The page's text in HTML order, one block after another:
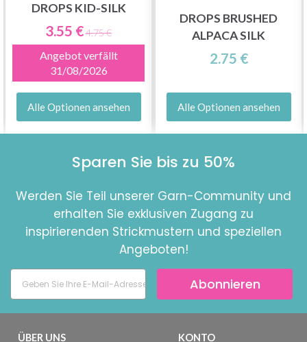
DROPS KID-SILK
3.55 €4.75 €
Angebot verfällt
31/08/2026
Alle Optionen ansehen
DROPS BRUSHED
ALPACA SILK
2.75 €
Alle Optionen ansehen
Sparen Sie bis zu 50%
Werden Sie Teil unserer Garn-Community und
erhalten Sie exklusiven Zugang zu
inspirierenden Strickmustern und speziellen
Angeboten!
Abonnieren
ÜBER UNS KONTO